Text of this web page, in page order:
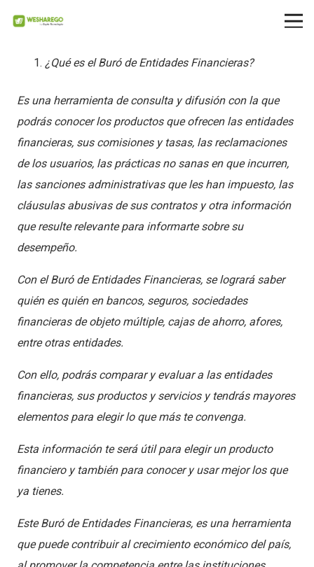
¿Qué es el Buró de Entidades Financieras?
Es una herramienta de consulta y difusión con la que
podrás conocer los productos que ofrecen las entidades
financieras, sus comisiones y tasas, las reclamaciones
de los usuarios, las prácticas no sanas en que incurren,
las sanciones administrativas que les han impuesto, las
cláusulas abusivas de sus contratos y otra información
que resulte relevante para informarte sobre su
desempeño.
Con el Buró de Entidades Financieras, se logrará saber
quién es quién en bancos, seguros, sociedades
financieras de objeto múltiple, cajas de ahorro, afores,
entre otras entidades.
Con ello, podrás comparar y evaluar a las entidades
financieras, sus productos y servicios y tendrás mayores
elementos para elegir lo que más te convenga.
Esta información te será útil para elegir un producto
financiero y también para conocer y usar mejor los que
ya tienes.
Este Buró de Entidades Financieras, es una herramienta
que puede contribuir al crecimiento económico del país,